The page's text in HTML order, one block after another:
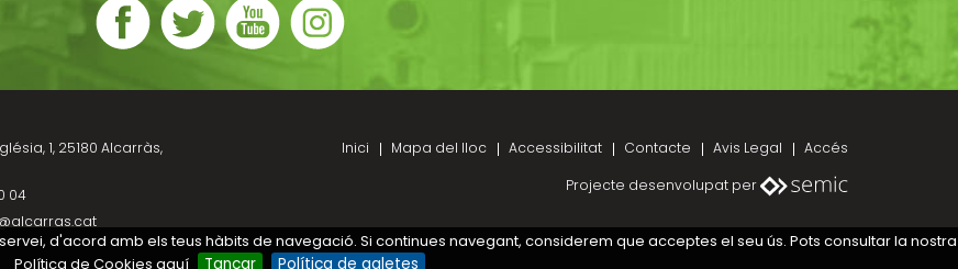
1, 25180 Alcarràs,
04
Inici Mapa del lloc Accessibilitat Contacte Avis Legal
Accés
Projecte desenvolupat per
d'acord amb els teus hàbits de navegació. Si continues navegant, considerem que acceptes el seu ús. Pots consultar la nostra
Política de Cookies aquí
Tancar Política de galetes